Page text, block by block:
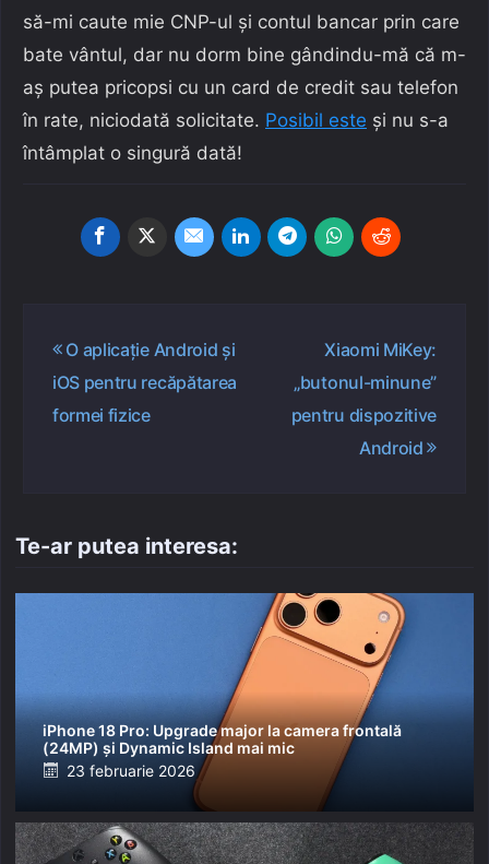
să-mi caute mie CNP-ul și contul bancar prin care
bate vântul, dar nu dorm bine gândindu-mă că m-
aș putea pricopsi cu un card de credit sau telefon
în rate, niciodată solicitate. Posibil este și nu s-a
întâmplat o singură dată!
Navigare
articole
O aplicație Android și
iOS pentru recăpătarea
formei fizice
Xiaomi MiKey:
„butonul-minune”
pentru dispozitive
Android
Te-ar putea interesa:
iPhone 18 Pro: Upgrade major la camera frontală
(24MP) și Dynamic Island mai mic
Posted
23 februarie 2026